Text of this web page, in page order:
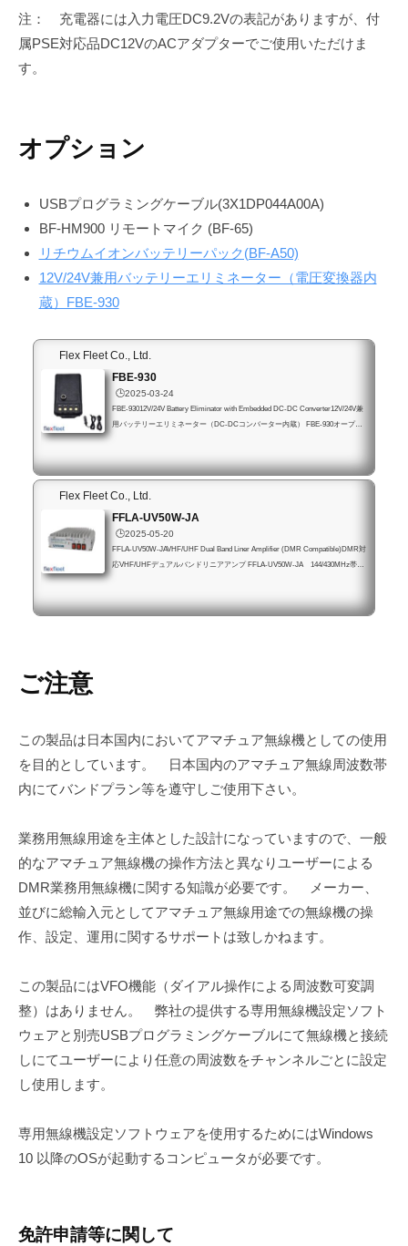
注： 充電器には入力電圧DC9.2Vの表記がありますが、付
属PSE対応品DC12VのACアダプターでご使用いただけま
す。
オプション
USBプログラミングケーブル(3X1DP044A00A)
BF-HM900 リモートマイク (BF-65)
リチウムイオンバッテリーパック(BF-A50)
12V/24V兼用バッテリーエリミネーター（電圧変換器内
蔵）FBE-930
Flex Fleet Co., Ltd.
FBE-930
🕒️2025-03-24
FBE-93012V/24V Battery Eliminator with Embedded DC-DC Converter12V/24V兼
用バッテリーエリミネーター（DC-DCコンバーター内蔵） FBE-930オープン
ー装着部に装着し、直流12V、または直流24Vの自動車シガレットライタープ
入力し、内蔵DC-DCコンバーターにより適切な電圧（DC 8V）に変換し無線
機に電源...
Flex Fleet Co., Ltd.
FFLA-UV50W-JA
🕒️2025-05-20
FFLA-UV50W-JAVHF/UHF Dual Band Liner Amplifier (DMR Compatible)DMR対
応VHF/UHFデュアルバンドリニアアンプ FFLA-UV50W-JA 144/430MHz帯リ
ブルDMR無線機でモービル機並みの出力を得ることができます。従来のFM/S
ご注意
この製品は日本国内においてアマチュア無線機としての使用
を目的としています。 日本国内のアマチュア無線周波数帯
内にてバンドプラン等を遵守しご使用下さい。
業務用無線用途を主体とした設計になっていますので、一般
的なアマチュア無線機の操作方法と異なりユーザーによる
DMR業務用無線機に関する知識が必要です。 メーカー、
並びに総輸入元としてアマチュア無線用途での無線機の操
作、設定、運用に関するサポートは致しかねます。
この製品にはVFO機能（ダイアル操作による周波数可変調
整）はありません。 弊社の提供する専用無線機設定ソフト
ウェアと別売USBプログラミングケーブルにて無線機と接続
しにてユーザーにより任意の周波数をチャンネルごとに設定
し使用します。
専用無線機設定ソフトウェアを使用するためにはWindows
10 以降のOSが起動するコンピュータが必要です。
免許申請等に関して